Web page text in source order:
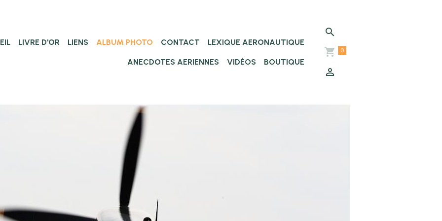
LIVRE D'OR LIENS ALBUM PHOTO CONTACT LEXIQUE AERONAUTIQUE
ANECDOTES AERIENNES VIDÉOS BOUTIQUE
0